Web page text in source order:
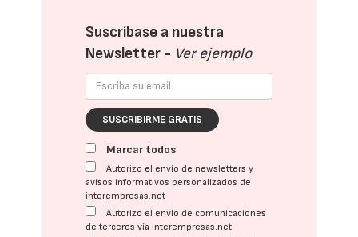
Suscríbase a nuestra
Newsletter - Ver ejemplo
SUSCRIBIRME GRATIS
Marcar todos
Autorizo el envío de newsletters y
avisos informativos personalizados de
interempresas.net
Autorizo el envío de comunicaciones
de terceros vía interempresas.net